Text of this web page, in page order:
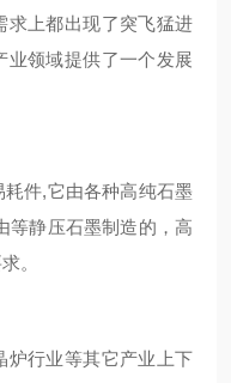
求上都出现了突飞猛进
业领域提供了一个发展
件,它由各种高纯石墨
等静压石墨制造的，高
。
炉行业等其它产业上下